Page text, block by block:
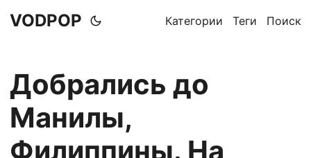
VODPOP Категории Теги Поиск
Добрались до
Манилы,
Филиппины. На